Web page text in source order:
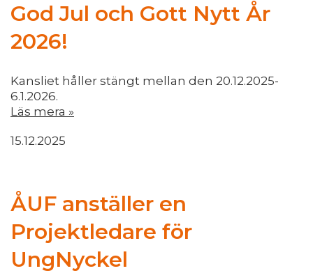
God Jul och Gott Nytt År
2026!
Kansliet håller stängt mellan den 20.12.2025-
6.1.2026.
Läs mera »
15.12.2025
ÅUF anställer en
Projektledare för
UngNyckel